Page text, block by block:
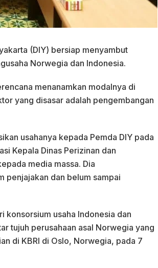
(DIY) bersiap menyambut
Norwegia dan Indonesia.
menanamkan modalnya di
yang disasar adalah pengembangan
usahanya kepada Pemda DIY pada
Kepala Dinas Perizinan dan
media massa. Dia
penjajakan dan belum sampai
konsorsium usaha Indonesia dan
tujuh perusahaan asal Norwegia yang
di KBRI di Oslo, Norwegia, pada 7